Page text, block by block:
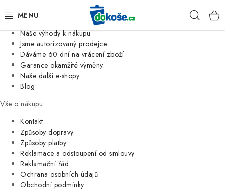
Jsme tradiční česká firma
Naše výhody k nákupu
Jsme autorizovaný prodejce
Dáváme 60 dní na vrácení zboží
Garance okamžité výměny
Naše další e-shopy
Blog
Vše o nákupu
Kontakt
Způsoby dopravy
Způsoby platby
Reklamace a odstoupení od smlouvy
Reklamační řád
Ochrana osobních údajů
Obchodní podmínky
KOŠE
SÁČKY
KUCHYNĚ
ORGANIZACE
DOMÁCNOST